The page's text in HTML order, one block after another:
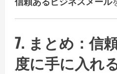
7. まとめ：信
度に手に入れ